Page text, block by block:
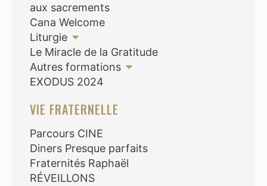
aux sacrements
Cana Welcome
Liturgie
Le Miracle de la Gratitude
Autres formations
EXODUS 2024
VIE FRATERNELLE
Parcours CINE
Diners Presque parfaits
Fraternités Raphaël
RÉVEILLONS